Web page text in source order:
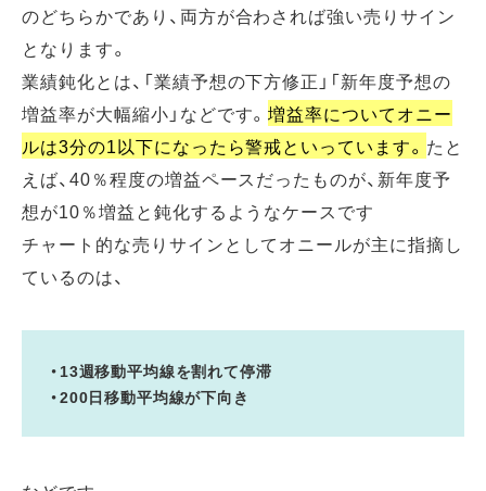
のどちらかであり、両方が合わされば強い売りサイン
となります。
業績鈍化とは、「業績予想の下方修正」「新年度予想の
増益率が大幅縮小」などです。増益率についてオニー
ルは3分の1以下になったら警戒といっています。 たと
えば、40％程度の増益ペースだったものが、新年度予
想が10％増益と鈍化するようなケースです
チャート的な売りサインとしてオニールが主に指摘し
ているのは、
・13週移動平均線を割れて停滞
・200日移動平均線が下向き